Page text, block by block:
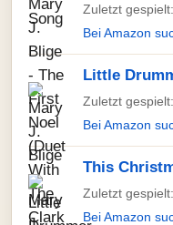
Zuletzt
Bei Amazon
Little
Zuletzt
Bei Amazon
This
Zuletzt
Bei Amazon